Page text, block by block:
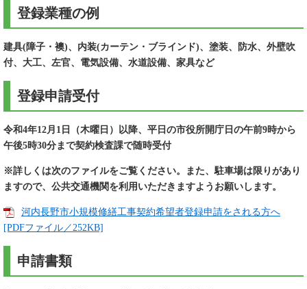
登録業種の例
建具(障子・襖)、内装(カーテン・ブラインド)、塗装、防水、外壁吹
付、大工、左官、電気設備、水道設備、家具など
登録申請受付
令和4年12月1日（木曜日）以降、平日の市役所開庁日の午前9時から
午後5時30分まで契約検査課で随時受付
※詳しくは次のファイルをご覧ください。また、駐車場は限りがあり
ますので、公共交通機関を利用いただきますようお願いします。
河内長野市小規模修繕工事契約希望者登録申請をされる方へ
[PDFファイル／252KB]
申請書類